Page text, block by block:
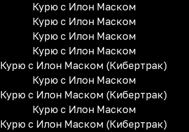
Курю с Илон Маском
Курю с Илон Маском
Курю с Илон Маском
Курю с Илон Маском
Курю с Илон Маском (Кибертрак)
Курю с Илон Маском
Курю с Илон Маском (Кибертрак)
Курю с Илон Маском
Курю с Илон Маском (Кибертрак)